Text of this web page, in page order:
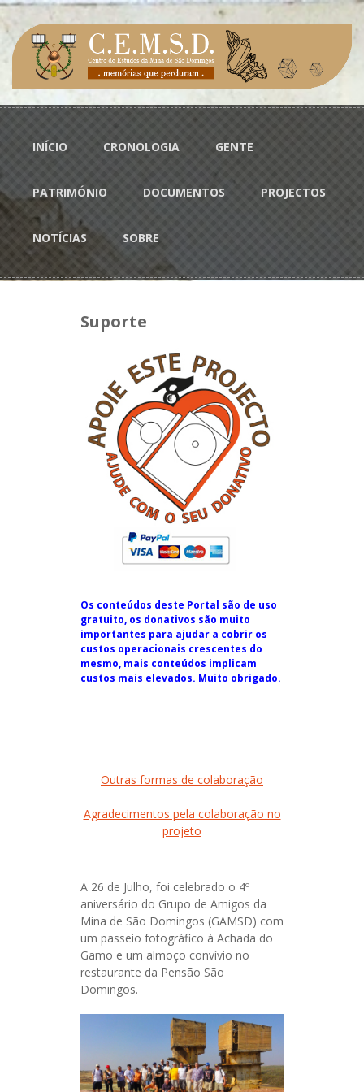
Passar para o conteúdo principal
Menu principal
INÍCIO CRONOLOGIA GENTE
PATRIMÓNIO DOCUMENTOS PROJECTOS
NOTÍCIAS SOBRE
Suporte
Os conteúdos deste Portal são de uso
gratuito, os donativos são muito
importantes para ajudar a cobrir os
custos operacionais crescentes do
mesmo, mais conteúdos implicam
custos mais elevados. Muito obrigado.
Outras formas de colaboração
Agradecimentos pela colaboração no
projeto
A 26 de Julho, foi celebrado o 4º
aniversário do Grupo de Amigos da
Mina de São Domingos (GAMSD) com
um passeio fotográfico à Achada do
Gamo e um almoço convívio no
restaurante da Pensão São
Domingos.